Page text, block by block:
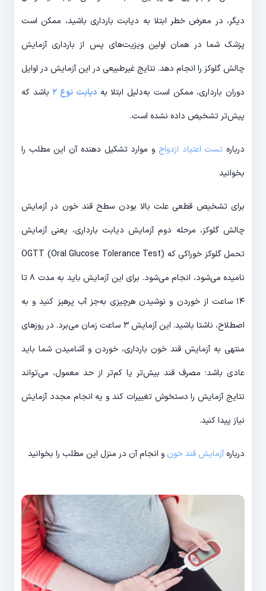
دیگر، در معرض خطر ابتلا به دیابت بارداری باشید، ممکن است
پزشک شما در همان اولین ویزیت‌های پس از بارداری آزمایش
چالش گلوکز را انجام دهد. نتایج غیرطبیعی در این آزمایش در اوایل
دوران بارداری، ممکن است به‌دلیل ابتلا بهدیابت نوع ۲
باشد که
پیش‌تر تشخیص داده نشده است.
درباره تست اعتیاد ازدواج و موارد تشکیل دهنده آن این مطلب را
بخوانید
برای تشخیص قطعی علت بالا بودن سطح قند خون در آزمایش
چالش گلوکز، مرحله دوم آزمایش دیابت بارداری، یعنی آزمایش
تحمل گلوکز خوراکی که OGTT (Oral Glucose Tolerance Test)
نامیده می‌شود، انجام می‌شود. برای این آزمایش باید به مدت ۸ تا
۱۴ ساعت از خوردن و نوشیدن هرچیزی به‌جز آب پرهیز کنید و به
اصطلاح، ناشتا باشید. این آزمایش ۳ ساعت زمان می‌برد. در روزهای
منتهی به آزمایش قند خون بارداری، خوردن و آشامیدن شما باید
عادی باشد؛ مصرف قند بیش‌تر یا کم‌تر از حد معمول، می‌تواند
نتایج آزمایش را دستخوش تغییرات کند و یه انجام مجدد آزمایش
نیاز پیدا کنید.
درباره آزمایش قند خون و انجام آن در منزل این مطلب را بخوانید